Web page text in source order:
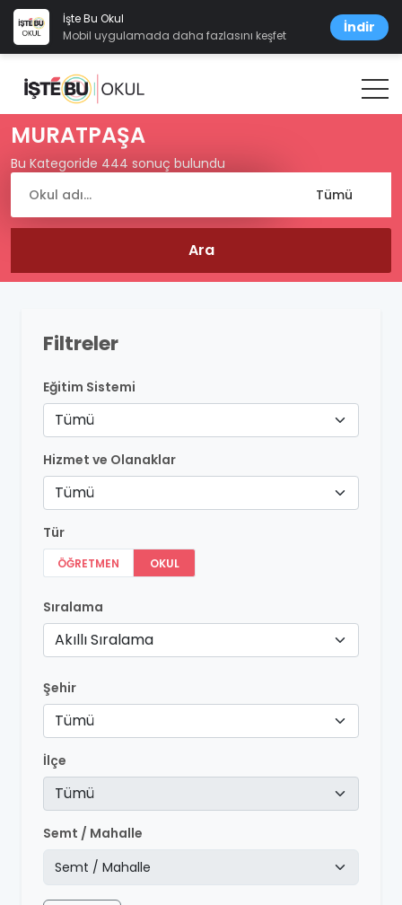
İşte Bu Okul
Mobil uygulamada daha fazlasını keşfet
İndir
MURATPAŞA
Bu Kategoride 444 sonuç bulundu
Filtreler
Eğitim Sistemi
Tümü
Hizmet ve Olanaklar
Tümü
Tür
ÖĞRETMEN OKUL
Sıralama
Akıllı Sıralama
Şehir
Tümü
İlçe
Tümü
Semt / Mahalle